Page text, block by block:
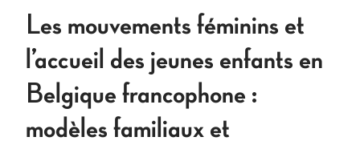
Les mouvements féminins et
l’accueil des jeunes enfants en
Belgique francophone :
modèles familiaux et